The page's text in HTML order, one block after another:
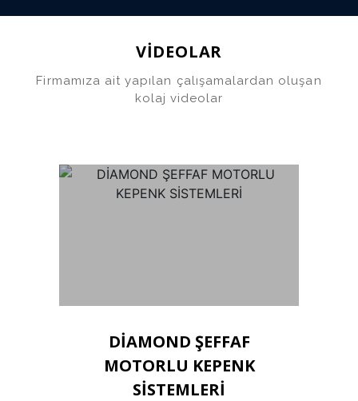
VİDEOLAR
Firmamıza ait yapılan çalışamalardan oluşan
kolaj videolar
DİAMOND ŞEFFAF
MOTORLU KEPENK
SİSTEMLERİ